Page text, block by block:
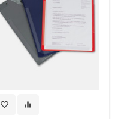
favorite_border equalizer